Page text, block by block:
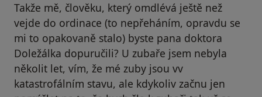
Takže mě, člověku, který omdlévá ještě než
vejde do ordinace (to nepřeháním, opravdu se
mi to opakovaně stalo) byste pana doktora
Doležálka dopuručili? U zubaře jsem nebyla
několit let, vím, že mé zuby jsou vv
katastrofálním stavu, ale kdykoliv začnu jen